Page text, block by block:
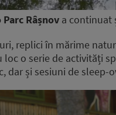
Parc Râșnov a continuat
replici în mărime
loc o serie de activități
dar și sesiuni de sleep-